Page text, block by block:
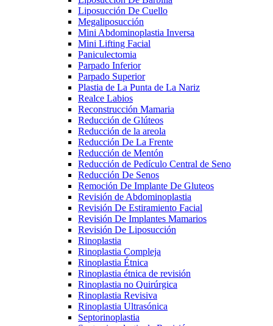
Liposucción De Cuello
Megaliposucción
Mini Abdominoplastia Inversa
Mini Lifting Facial
Paniculectomia
Parpado Inferior
Parpado Superior
Plastia de La Punta de La Nariz
Realce Labios
Reconstrucción Mamaria
Reducción de Glúteos
Reducción de la areola
Reducción De La Frente
Reducción de Mentón
Reducción de Pedículo Central de Seno
Reducción De Senos
Remoción De Implante De Gluteos
Revisión de Abdominoplastia
Revisión De Estiramiento Facial
Revisión De Implantes Mamarios
Revisión De Liposucción
Rinoplastia
Rinoplastia Compleja
Rinoplastia Étnica
Rinoplastia étnica de revisión
Rinoplastia no Quirúrgica
Rinoplastia Revisiva
Rinoplastia Ultrasónica
Septorinoplastia